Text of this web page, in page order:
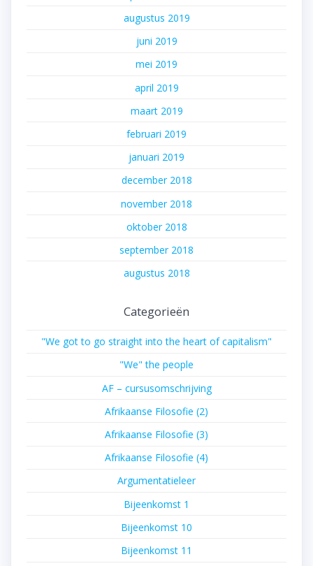
augustus 2019
juni 2019
mei 2019
april 2019
maart 2019
februari 2019
januari 2019
december 2018
november 2018
oktober 2018
september 2018
augustus 2018
Categorieën
"We got to go straight into the heart of capitalism"
"We" the people
AF – cursusomschrijving
Afrikaanse Filosofie (2)
Afrikaanse Filosofie (3)
Afrikaanse Filosofie (4)
Argumentatieleer
Bijeenkomst 1
Bijeenkomst 10
Bijeenkomst 11